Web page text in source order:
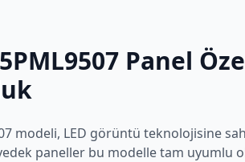
Panel
modeli, LED görüntü teknolojisine
paneller bu modelle tam uyumlu